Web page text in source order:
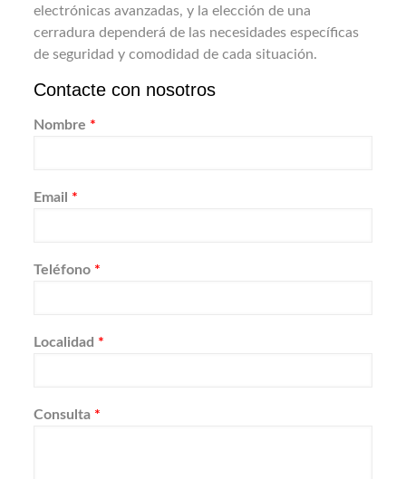
electrónicas avanzadas, y la elección de una
cerradura dependerá de las necesidades específicas
de seguridad y comodidad de cada situación.
Contacte con nosotros
Nombre *
Email *
Teléfono *
Localidad *
Consulta *